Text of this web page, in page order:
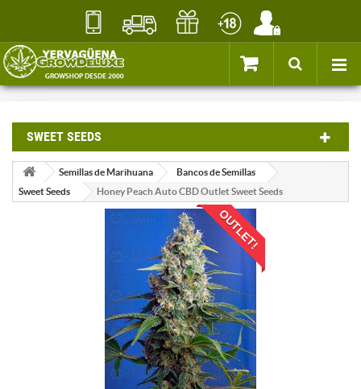
SWEET SEEDS
Semillas de Marihuana
Bancos de Semillas
Sweet Seeds
Honey Peach Auto CBD Outlet Sweet Seeds
OUTLET!